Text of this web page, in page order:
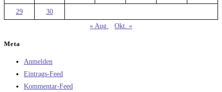
29
30
« Aug.
Okt. »
Meta
Anmelden
Eintrags-Feed
Kommentar-Feed